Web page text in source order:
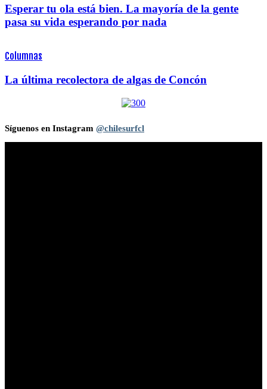
Esperar tu ola está bien. La mayoría de la gente
pasa su vida esperando por nada
Columnas
La última recolectora de algas de Concón
Síguenos en Instagram @chilesurfcl